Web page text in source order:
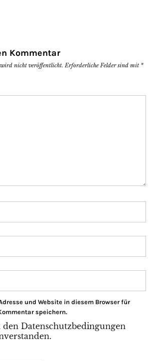
Kommentar
nicht veröffentlicht. Erforderliche Felder sind mit *
und Website in diesem Browser für
speichern.
Datenschutzbedingungen